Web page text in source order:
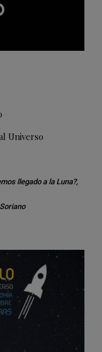
Universo
llegado a la Luna?,